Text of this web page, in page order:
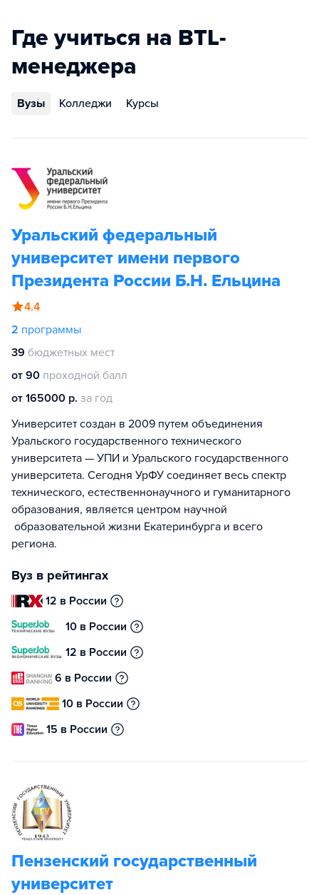
Где учиться на BTL-
менеджера
Вузы Колледжи Курсы
Уральский федеральный
университет имени первого
Президента России Б.Н. Ельцина
4.4
2 программы
39 бюджетных мест
от 90 проходной балл
от 165000 р. за год
Университет создан в 2009 путем объединения
Уральского государственного технического
университета — УПИ и Уральского государственного
университета. Сегодня УрФУ соединяет весь спектр
технического, естественнонаучного и гуманитарного
образования, является центром научной
образовательной жизни Екатеринбурга и всего
региона.
Вуз в рейтингах
12 в России
10 в России
12 в России
6 в России
10 в России
15 в России
Пензенский государственный
университет